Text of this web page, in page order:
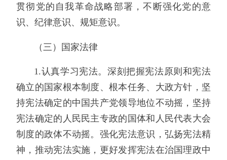
贯彻党的自我革命战略部署，不断强化党的意
识、纪律意识、规矩意识。
（三）国家法律
1.认真学习宪法。深刻把握宪法原则和宪法
确立的国家根本制度、根本任务、大政方针，坚
持宪法确定的中国共产党领导地位不动摇，坚持
宪法确定的人民民主专政的国体和人民代表大会
制度的政体不动摇。强化宪法意识，弘扬宪法精
神，推动宪法实施，更好发挥宪法在治国理政中